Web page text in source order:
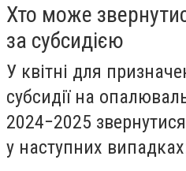
Хто може
за субсидією
У квітні для
субсидії на
2024−2025
у наступних випадках